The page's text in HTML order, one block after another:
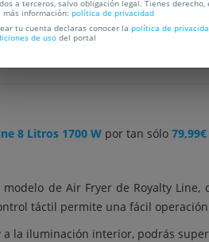
8 Litros 1700 W por tan sólo 79,99€
de Air Fryer de Royalty
táctil permite una fácil
la iluminación interior, podrás
a terceros, salvo obligación legal. Tienes
más información: política de privacidad
tu cuenta declaras conocer la política de
de uso del portal